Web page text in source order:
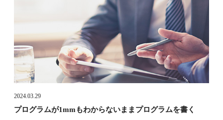
2024.03.29
プログラムが1mmもわからないままプログラムを書く